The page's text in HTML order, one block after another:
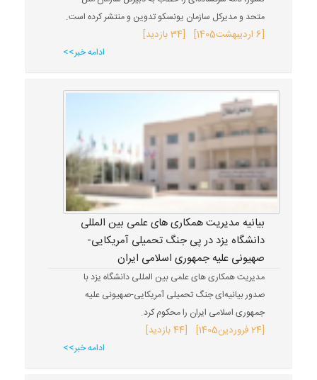
متحد و مدیرکل سازمان یونسکو تدوین و منتشر کرده است.
[6 اردیبهشت 1405] [34 بازدید]
ادامه خبر>>
بیانیه مدیریت همکاری های علمی بین المللی
دانشگاه یزد در پی جنگ تحمیلی آمریکایی-
صهیونی علیه جمهوری اسلامی ایران
مدیریت همکاری های علمی بین المللی دانشگاه یزد با
صدور بیانیه‌ای جنگ تحمیلی آمریکایی-صهیونی علیه
جمهوری اسلامی ایران را محکوم کرد.
[24 فروردین 1405] [44 بازدید]
ادامه خبر>>